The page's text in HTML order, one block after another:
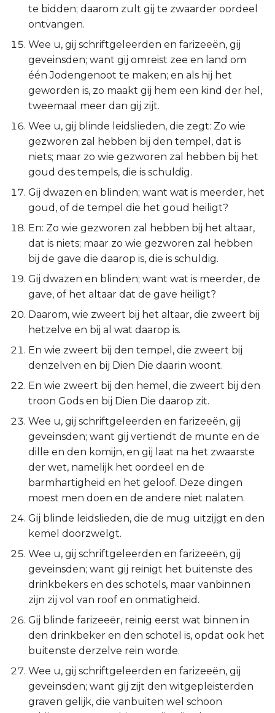
Ezechiël
Joël
Amos
Obadja
Jona
Micha
Nahum
Hábakuk
Zefánja
Haggaï
Zacharía
te bidden; daarom zult gij te zwaarder oordeel
ontvangen.
Wee u, gij schriftgeleerden en farizeeën, gij
geveinsden; want gij omreist zee en land om
één Jodengenoot te maken; en als hij het
geworden is, zo maakt gij hem een kind der hel,
tweemaal meer dan gij zijt.
Wee u, gij blinde leidslieden, die zegt: Zo wie
gezworen zal hebben bij den tempel, dat is
niets; maar zo wie gezworen zal hebben bij het
goud des tempels, die is schuldig.
Gij dwazen en blinden; want wat is meerder, het
goud, of de tempel die het goud heiligt?
En: Zo wie gezworen zal hebben bij het altaar,
dat is niets; maar zo wie gezworen zal hebben
bij de gave die daarop is, die is schuldig.
Gij dwazen en blinden; want wat is meerder, de
gave, of het altaar dat de gave heiligt?
Daarom, wie zweert bij het altaar, die zweert bij
hetzelve en bij al wat daarop is.
En wie zweert bij den tempel, die zweert bij
denzelven en bij Dien Die daarin woont.
En wie zweert bij den hemel, die zweert bij den
troon Gods en bij Dien Die daarop zit.
Wee u, gij schriftgeleerden en farizeeën, gij
geveinsden; want gij vertiendt de munte en de
dille en den komijn, en gij laat na het zwaarste
der wet, namelijk het oordeel en de
barmhartigheid en het geloof. Deze dingen
moest men doen en de andere niet nalaten.
Gij blinde leidslieden, die de mug uitzijgt en den
kemel doorzwelgt.
Wee u, gij schriftgeleerden en farizeeën, gij
geveinsden; want gij reinigt het buitenste des
drinkbekers en des schotels, maar vanbinnen
zijn zij vol van roof en onmatigheid.
Gij blinde farizeeër, reinig eerst wat binnen in
den drinkbeker en den schotel is, opdat ook het
buitenste derzelve rein worde.
Wee u, gij schriftgeleerden en farizeeën, gij
geveinsden; want gij zijt den witgepleisterden
graven gelijk, die vanbuiten wel schoon